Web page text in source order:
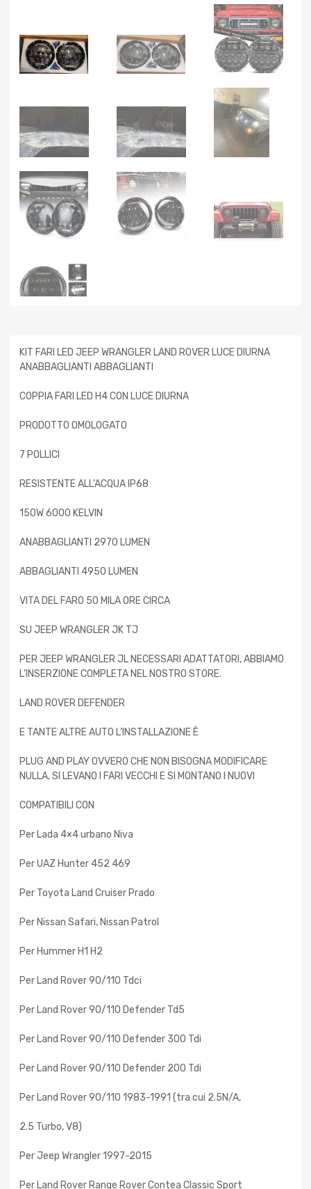
KIT FARI LED JEEP WRANGLER LAND ROVER LUCE DIURNA
ANABBAGLIANTI ABBAGLIANTI
COPPIA FARI LED H4 CON LUCE DIURNA
PRODOTTO OMOLOGATO
7 POLLICI
RESISTENTE ALL’ACQUA IP68
150W 6000 KELVIN
ANABBAGLIANTI 2970 LUMEN
ABBAGLIANTI 4950 LUMEN
VITA DEL FARO 50 MILA ORE CIRCA
SU JEEP WRANGLER JK TJ
PER JEEP WRANGLER JL NECESSARI ADATTATORI, ABBIAMO
L’INSERZIONE COMPLETA NEL NOSTRO STORE.
LAND ROVER DEFENDER
E TANTE ALTRE AUTO L’INSTALLAZIONE È
PLUG AND PLAY OVVERO CHE NON BISOGNA MODIFICARE
NULLA, SI LEVANO I FARI VECCHI E SI MONTANO I NUOVI
COMPATIBILI CON
Per Lada 4×4 urbano Niva
Per UAZ Hunter 452 469
Per Toyota Land Cruiser Prado
Per Nissan Safari, Nissan Patrol
Per Hummer H1 H2
Per Land Rover 90/110 Tdci
Per Land Rover 90/110 Defender Td5
Per Land Rover 90/110 Defender 300 Tdi
Per Land Rover 90/110 Defender 200 Tdi
Per Land Rover 90/110 1983-1991 (tra cui 2.5N/A,
2.5 Turbo, V8)
Per Jeep Wrangler 1997-2015
Per Land Rover Range Rover Contea Classic Sport